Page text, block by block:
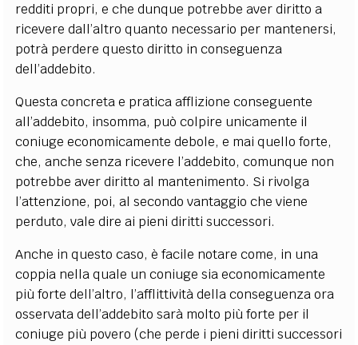
redditi propri, e che dunque potrebbe aver diritto a
ricevere dall’altro quanto necessario per mantenersi,
potrà perdere questo diritto in conseguenza
dell’addebito.
Questa concreta e pratica afflizione conseguente
all’addebito, insomma, può colpire unicamente il
coniuge economicamente debole, e mai quello forte,
che, anche senza ricevere l’addebito, comunque non
potrebbe aver diritto al mantenimento. Si rivolga
l’attenzione, poi, al secondo vantaggio che viene
perduto, vale dire ai pieni diritti successori.
Anche in questo caso, è facile notare come, in una
coppia nella quale un coniuge sia economicamente
più forte dell’altro, l’afflittività della conseguenza ora
osservata dell’addebito sarà molto più forte per il
coniuge più povero (che perde i pieni diritti successori